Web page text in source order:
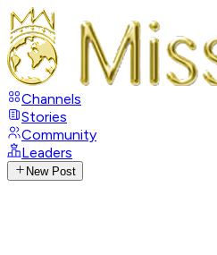
Channels
Stories
Community
Leaders
New Post